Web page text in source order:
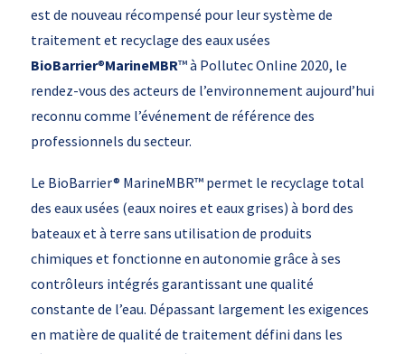
est de nouveau récompensé pour leur système de
traitement et recyclage des eaux usées
BioBarrier®MarineMBR™ à Pollutec Online 2020, le
rendez-vous des acteurs de l’environnement aujourd’hui
reconnu comme l’événement de référence des
professionnels du secteur.
Le BioBarrier® MarineMBR™ permet le recyclage total
des eaux usées (eaux noires et eaux grises) à bord des
bateaux et à terre sans utilisation de produits
chimiques et fonctionne en autonomie grâce à ses
contrôleurs intégrés garantissant une qualité
constante de l’eau. Dépassant largement les exigences
en matière de qualité de traitement défini dans les